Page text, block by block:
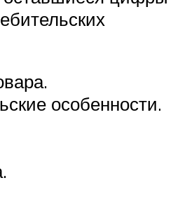
особенности.